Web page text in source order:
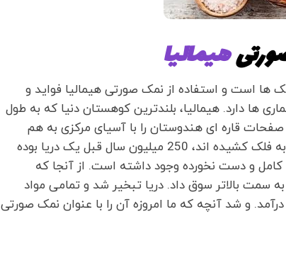
هیمالیا
ها است و استفاده از نمک صورتی هیمالیا فواید و
ها دارد. هیمالیا، بلندترین کوهستان دنیا که به طول
قاره ای هندوستان را با آسیای مرکزی به هم
متصل کرده است. جایی که این قله های سرکش سر به فلک کشیده اند، 250 میلیون سال قبل یک دریا بوده
و دست نخورده وجود داشته است. از آنجا که
سمت بالاتر سوق داد. دریا تبخیر شد و تمامی مواد
و شد آنچه که ما امروزه آن را با عنوان نمک صورتی